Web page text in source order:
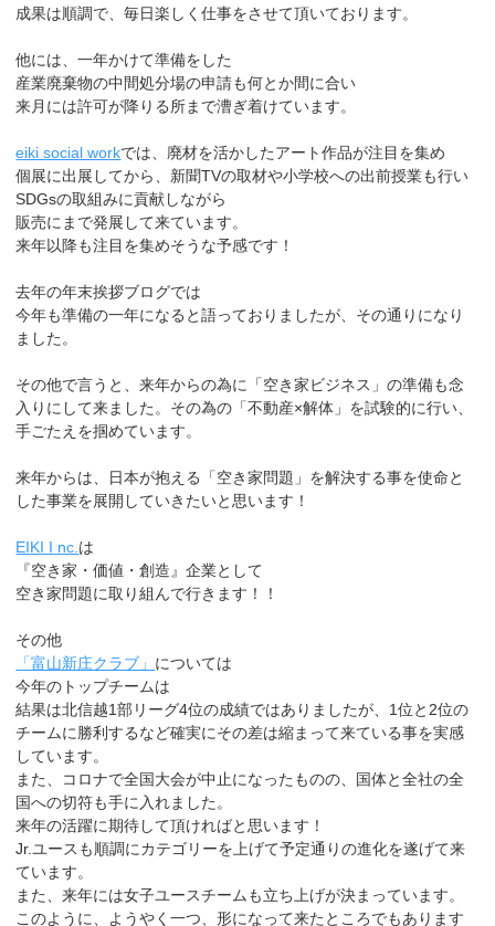
成果は順調で、毎日楽しく仕事をさせて頂いております。
他には、一年かけて準備をした
産業廃棄物の中間処分場の申請も何とか間に合い
来月には許可が降りる所まで漕ぎ着けています。
eiki social workでは、廃材を活かしたアート作品が注目を集め
個展に出展してから、新聞TVの取材や小学校への出前授業も行い
SDGsの取組みに貢献しながら
販売にまで発展して来ています。
来年以降も注目を集めそうな予感です！
去年の年末挨拶ブログでは
今年も準備の一年になると語っておりましたが、その通りになり
ました。
その他で言うと、来年からの為に「空き家ビジネス」の準備も念
入りにして来ました。その為の「不動産×解体」を試験的に行い、
手ごたえを掴めています。
来年からは、日本が抱える「空き家問題」を解決する事を使命と
した事業を展開していきたいと思います！
EIKI I nc. は
『空き家・価値・創造』企業として
空き家問題に取り組んで行きます！！
その他
「富山新庄クラブ」 については
今年のトップチームは
結果は北信越1部リーグ4位の成績ではありましたが、1位と2位の
チームに勝利するなど確実にその差は縮まって来ている事を実感
しています。
また、コロナで全国大会が中止になったものの、国体と全社の全
国への切符も手に入れました。
来年の活躍に期待して頂ければと思います！
Jr.ユースも順調にカテゴリーを上げて予定通りの進化を遂げて来
ています。
また、来年には女子ユースチームも立ち上げが決まっています。
このように、ようやく一つ、形になって来たところでもあります